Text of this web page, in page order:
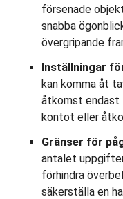
försenade
snabba
övergripande
Inställningar
kan komma åt
åtkomst
kontot eller
Gränser för
antalet
förhindra
säkerställa en